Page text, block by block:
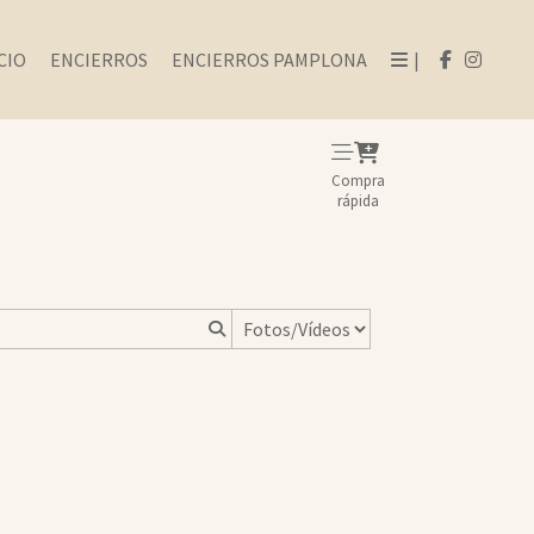
ENCIERROS ENCIERROS PAMPLONA |
Compra
rápida